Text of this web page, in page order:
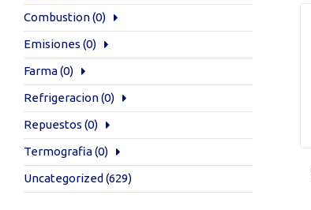
Combustion(0)
Emisiones (0)
Farma(0)
Refrigeracion(0)
Repuestos (0)
Termografia(0)
Uncategorized (629)